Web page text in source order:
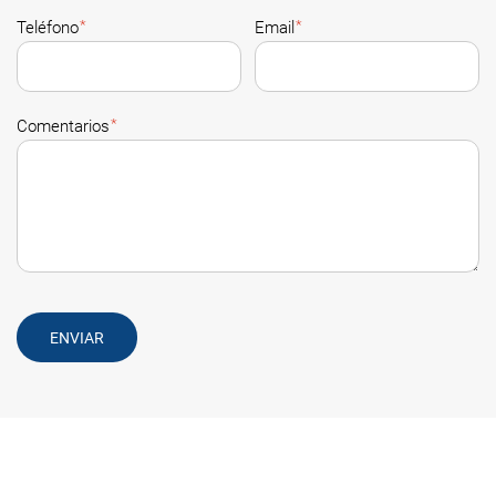
Teléfono* Email *
Comentarios*
ENVIAR